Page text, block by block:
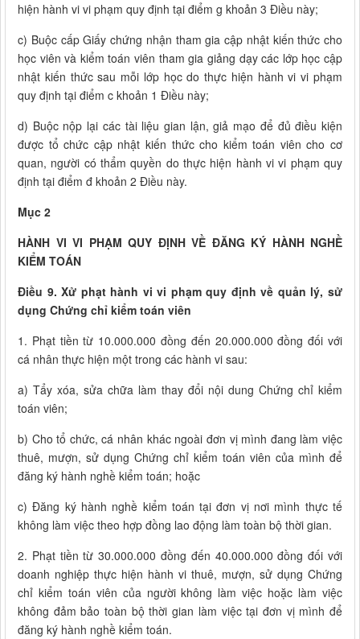
hiện hành vi vi phạm quy định tại điểm g khoản 3 Điều này;
c) Buộc cấp Giấy chứng nhận tham gia cập nhật kiến thức cho
học viên và kiểm toán viên tham gia giảng dạy các lớp học cập
nhật kiến thức sau mỗi lớp học do thực hiện hành vi vi phạm
quy định tại điểm c khoản 1 Điều này;
d) Buộc nộp lại các tài liệu gian lận, giả mạo để đủ điều kiện
được tổ chức cập nhật kiến thức cho kiểm toán viên cho cơ
quan, người có thẩm quyền do thực hiện hành vi vi phạm quy
định tại điểm đ khoản 2 Điều này.
Mục 2
HÀNH VI VI PHẠM QUY ĐỊNH VỀ ĐĂNG KÝ HÀNH NGHỀ
KIỂM TOÁN
Điều 9. Xử phạt hành vi vi phạm quy định về quản lý, sử
dụng Chứng chỉ kiểm toán viên
1. Phạt tiền từ 10.000.000 đồng đến 20.000.000 đồng đối với
cá nhân thực hiện một trong các hành vi sau:
a) Tẩy xóa, sửa chữa làm thay đổi nội dung Chứng chỉ kiểm
toán viên;
b) Cho tổ chức, cá nhân khác ngoài đơn vị mình đang làm việc
thuê, mượn, sử dụng Chứng chỉ kiểm toán viên của mình để
đăng ký hành nghề kiểm toán; hoặc
c) Đăng ký hành nghề kiểm toán tại đơn vị nơi mình thực tế
không làm việc theo hợp đồng lao động làm toàn bộ thời gian.
2. Phạt tiền từ 30.000.000 đồng đến 40.000.000 đồng đối với
doanh nghiệp thực hiện hành vi thuê, mượn, sử dụng Chứng
chỉ kiểm toán viên của người không làm việc hoặc làm việc
không đảm bảo toàn bộ thời gian làm việc tại đơn vị mình để
đăng ký hành nghề kiểm toán.